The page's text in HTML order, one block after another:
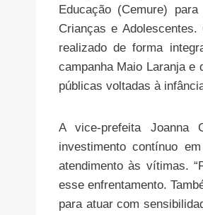
Educação (Cemure)
Crianças e
realizado de forma
campanha Maio Laranja e
públicas voltadas à
A vice-prefeita Joanna
investimento contínuo
atendimento às vítimas.
esse enfrentamento.
para atuar com